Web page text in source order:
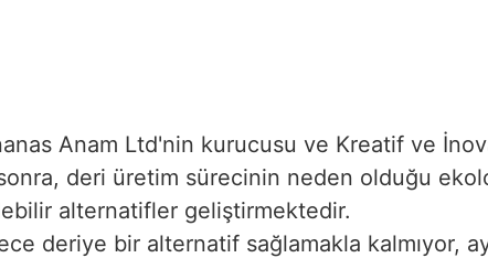
Anam Ltd'nin kurucusu ve Kreatif ve
deri üretim sürecinin neden olduğu
alternatifler geliştirmektedir.
deriye bir alternatif sağlamakla kalmıyor,